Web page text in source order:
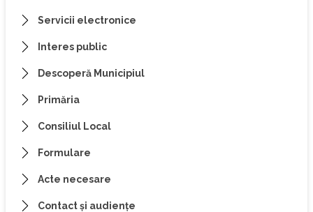
Servicii electronice
Interes public
Descoperă Municipiul
Primăria
Consiliul Local
Formulare
Acte necesare
Contact și audiențe